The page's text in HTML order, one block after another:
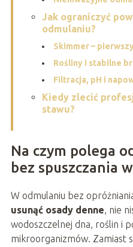
Jak ograniczyć
odmulaniu?
Skimmer –
Rośliny i stabilne
Filtracja, pH i
Kiedy zlecić
stawu?
Na czym polega
bez spuszczania
W odmulaniu bez
usunąć osady denne, nie
wodoszczelnej dna, roślin i
mikroorganizmów. Zamiast